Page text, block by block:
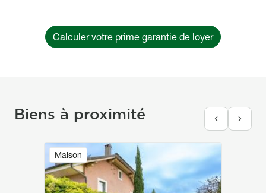
Calculer votre prime garantie de loyer
Biens à proximité
Maison
Image